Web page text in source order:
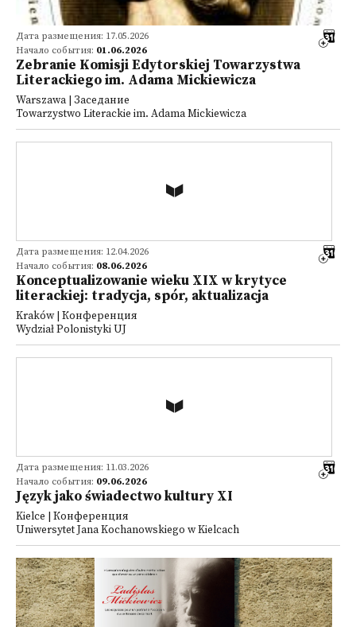
Дата размещения: 17.05.2026
Начало события: 01.06.2026
Zebranie Komisji Edytorskiej Towarzystwa
Literackiego im. Adama Mickiewicza
Warszawa | Заседание
Towarzystwo Literackie im. Adama Mickiewicza
Дата размещения: 12.04.2026
Начало события: 08.06.2026
Konceptualizowanie wieku XIX w krytyce
literackiej: tradycja, spór, aktualizacja
Kraków | Конференция
Wydział Polonistyki UJ
Дата размещения: 11.03.2026
Начало события: 09.06.2026
Język jako świadectwo kultury XI
Kielce | Конференция
Uniwersytet Jana Kochanowskiego w Kielcach